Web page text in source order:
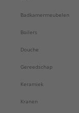
Badkamermeubelen
Boilers
Douche
Gereedschap
Keramiek
Kranen